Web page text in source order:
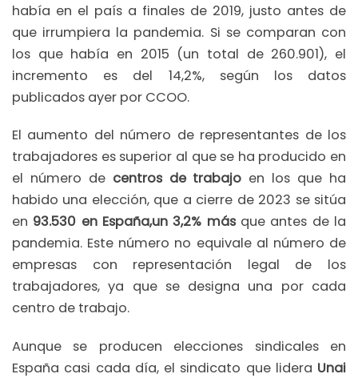
había en el país a finales de 2019, justo antes de
que irrumpiera la pandemia. Si se comparan con
los que había en 2015 (un total de 260.901), el
incremento es del 14,2%, según los datos
publicados ayer por CCOO.
El aumento del número de representantes de los
trabajadores es superior al que se ha producido en
el número de centros de trabajo en los que ha
habido una elección, que a cierre de 2023 se sitúa
en 93.530 en España,un 3,2% más que antes de la
pandemia. Este número no equivale al número de
empresas con representación legal de los
trabajadores, ya que se designa una por cada
centro de trabajo.
Aunque se producen elecciones sindicales en
España casi cada día, el sindicato que lidera Unai